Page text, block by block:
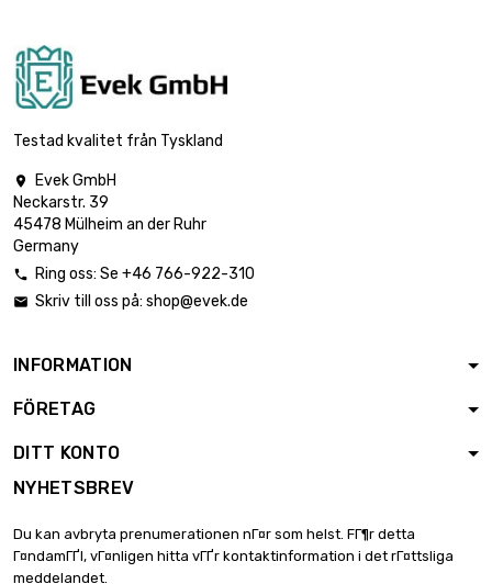
längd : 0.3 Meter
diameter : 24mm
diameter : 24mm
längd : 0.5 Meter
diameter : 24mm
132,86 €
Testad kvalitet från Tyskland

Evek GmbH
Neckarstr. 39
45478 Mülheim an der Ruhr
Germany
 Ring oss: Se +46 766-922-310
 Skriv till oss på: shop@evek.de
INFORMATION
FÖRETAG
DITT KONTO
NYHETSBREV
Du kan avbryta prenumerationen nГ¤r som helst. FГ¶r detta
Г¤ndamГҐl, vГ¤nligen hitta vГҐr kontaktinformation i det rГ¤ttsliga
meddelandet.